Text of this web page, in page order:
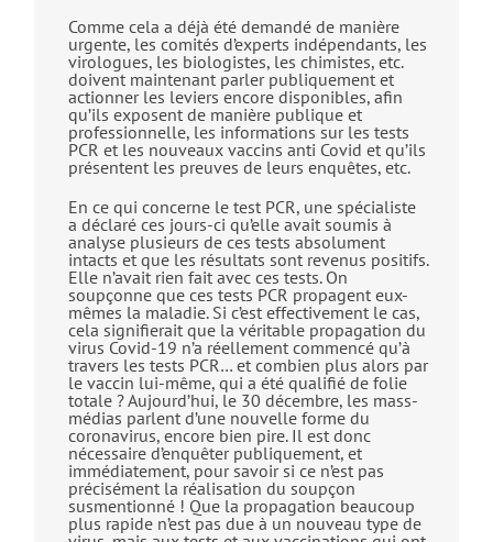
Comme cela a déjà été demandé de manière
urgente, les comités d’experts indépendants, les
virologues, les biologistes, les chimistes, etc.
doivent maintenant parler publiquement et
actionner les leviers encore disponibles, afin
qu’ils exposent de manière publique et
professionnelle, les informations sur les tests
PCR et les nouveaux vaccins anti Covid et qu’ils
présentent les preuves de leurs enquêtes, etc.
En ce qui concerne le test PCR, une spécialiste
a déclaré ces jours-ci qu’elle avait soumis à
analyse plusieurs de ces tests absolument
intacts et que les résultats sont revenus positifs.
Elle n’avait rien fait avec ces tests. On
soupçonne que ces tests PCR propagent eux-
mêmes la maladie. Si c’est effectivement le cas,
cela signifierait que la véritable propagation du
virus Covid-19 n’a réellement commencé qu’à
travers les tests PCR… et combien plus alors par
le vaccin lui-même, qui a été qualifié de folie
totale ? Aujourd’hui, le 30 décembre, les mass-
médias parlent d’une nouvelle forme du
coronavirus, encore bien pire. Il est donc
nécessaire d’enquêter publiquement, et
immédiatement, pour savoir si ce n’est pas
précisément la réalisation du soupçon
susmentionné ! Que la propagation beaucoup
plus rapide n’est pas due à un nouveau type de